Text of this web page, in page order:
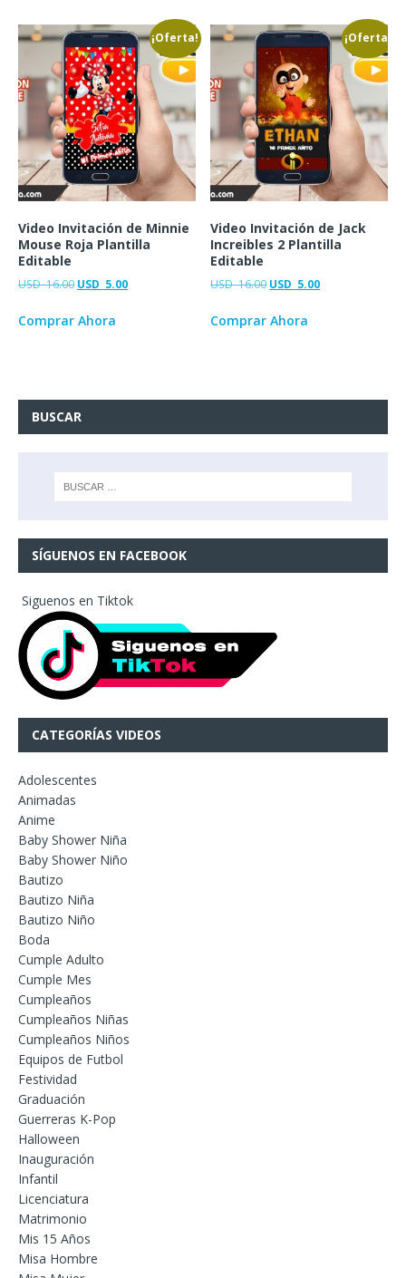
¡Oferta!
Video Invitación de Minnie
Mouse Roja Plantilla
Editable
USD16.00 USD 5.00
Comprar Ahora
¡Oferta!
Video Invitación de Jack
Increibles 2 Plantilla
Editable
USD16.00 USD 5.00
Comprar Ahora
BUSCAR
SÍGUENOS EN FACEBOOK
Siguenos en Tiktok
CATEGORÍAS VIDEOS
Adolescentes
Animadas
Anime
Baby Shower Niña
Baby Shower Niño
Bautizo
Bautizo Niña
Bautizo Niño
Boda
Cumple Adulto
Cumple Mes
Cumpleaños
Cumpleaños Niñas
Cumpleaños Niños
Equipos de Futbol
Festividad
Graduación
Guerreras K-Pop
Halloween
Inauguración
Infantil
Licenciatura
Matrimonio
Mis 15 Años
Misa Hombre